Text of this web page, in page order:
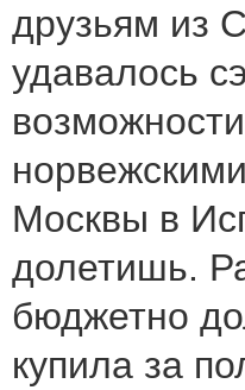
друзьям из
удавалось
Москвы в
долетишь.
бюджетно
купила за